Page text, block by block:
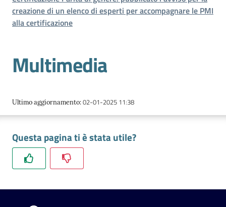
Camera
dell'Emilia
Gestire
l'impresa
Promuovere
e
il
territorio
creazione di un elenco di esperti per accompagnare le PMI
alla certificazione
Multimedia
Ultimo aggiornamento:02-01-2025 11:38
Questa pagina ti è stata utile?